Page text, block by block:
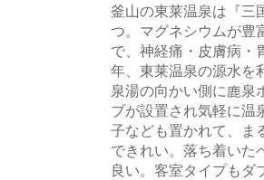
釜山の東莱温泉は『三
つ。マグネシウムが豊
で、神経痛・皮膚病・
年、東莱温泉の源水を
泉湯の向かい側に鹿泉
ブが設置され気軽に温
子なども置かれて、ま
できれい。落ち着いた
良い。客室タイプもダ